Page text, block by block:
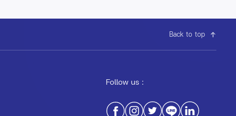
Back to top
Follow us :